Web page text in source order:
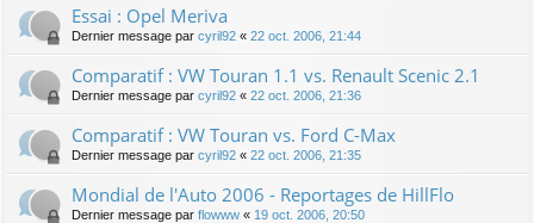
Essai : Opel Meriva
Dernier message par cyril92 « 22 oct. 2006, 21:44
Comparatif : VW Touran 1.1 vs. Renault Scenic 2.1
Dernier message par cyril92 « 22 oct. 2006, 21:36
Comparatif : VW Touran vs. Ford C-Max
Dernier message par cyril92 « 22 oct. 2006, 21:35
Mondial de l'Auto 2006 - Reportages de HillFlo
Dernier message par flowww « 19 oct. 2006, 20:50